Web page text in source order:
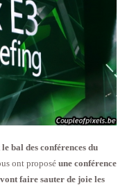
bal des conférences du
ont proposé une conférence
faire sauter de joie les